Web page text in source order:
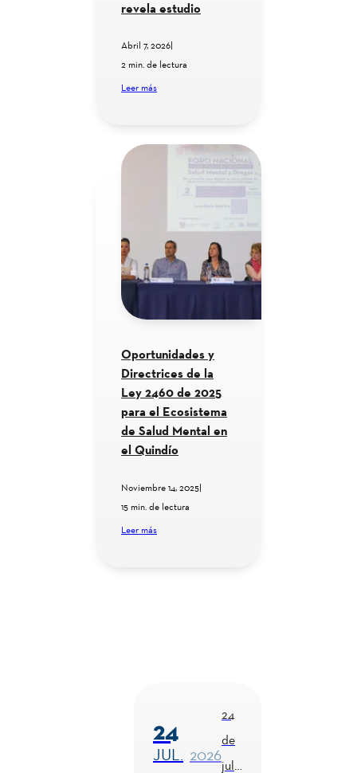
revela estudio
Abril 7, 2026
2 min. de lectura
Leer más
Oportunidades y
Directrices de la
Ley 2460 de 2025
para el Ecosistema
de Salud Mental en
el Quindío
Noviembre 14, 2025|
15 min. de lectura
Leer más
24
JUL. 2026
24
de
juli